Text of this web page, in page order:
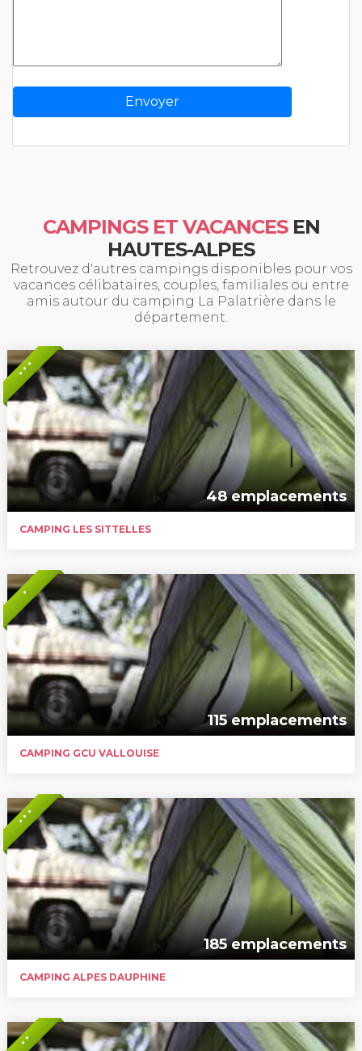
CAMPINGS ET VACANCESEN
HAUTES-ALPES
Retrouvez d'autres campings disponibles pour vos
vacances célibataires, couples, familiales ou entre
amis autour du camping La Palatrière dans le
département.
* * *
48 emplacements
CAMPING LES SITTELLES
*
115 emplacements
CAMPING GCU VALLOUISE
* * *
185 emplacements
CAMPING ALPES DAUPHINE
* *